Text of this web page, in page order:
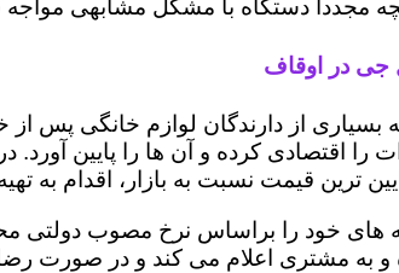
مجدداً دستگاه با مشکل مشابهی
جی در اوقاف
بسیاری از دارندگان لوازم خانگی
را اقتصادی کرده و آن ها را پایین
ترین قیمت نسبت به بازار، اقدام به
خود را براساس نرخ مصوب دولتی
و به مشتری اعلام می کند و در صورت